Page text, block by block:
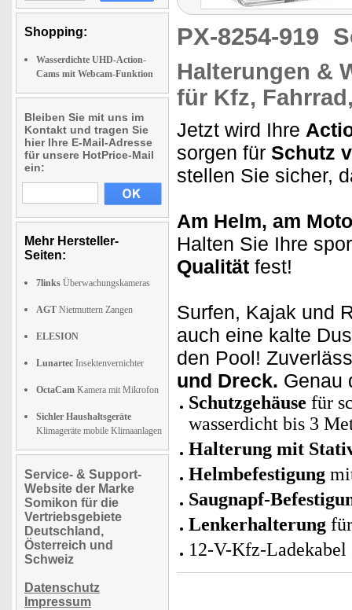
Shopping:
Wasserdichte UHD-Action-
Cams mit Webcam-Funktion
Bleiben Sie mit uns im
Kontakt und tragen Sie
hier Ihre E-Mail-Adresse
für unsere HotPrice-Mail
ein:
Mehr Hersteller-
Seiten:
7links Überwachungskameras
AGT Nietmuttern Zangen
ELESION
Lunartec Insektenvernichter
OctaCam Kamera mit Mikrofon
Sichler Haushaltsgeräte
Klimageräte mobile Klimaanlagen
Service- & Support-
Website der Marke
Somikon für die
Vertriebsgebiete
Deutschland,
Österreich und
Schweiz
Datenschutz
Impressum
PX-8254-919
Halterungen &
für Kfz,
Jetzt wird Ihre
sorgen für Schutz
stellen Sie sicher,
Am Helm, am
Halten Sie Ihre
Qualität fest!
Surfen, Kajak und
auch eine kalte
den Pool!
und Dreck. Genau
Schutzgehäuse für
wasserdicht bis 3
Halterung mit
Helmbefestigung
Saugnapf-
Lenkerhalterung
12-V-Kfz-